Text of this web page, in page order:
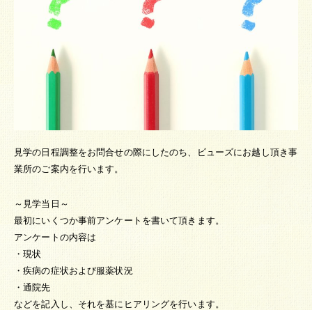
見学の日程調整をお問合せの際にしたのち、ビューズにお越し頂き事
業所のご案内を行います。
～見学当日～
最初にいくつか事前アンケートを書いて頂きます。
アンケートの内容は
・現状
・疾病の症状および服薬状況
・通院先
などを記入し、それを基にヒアリングを行います。